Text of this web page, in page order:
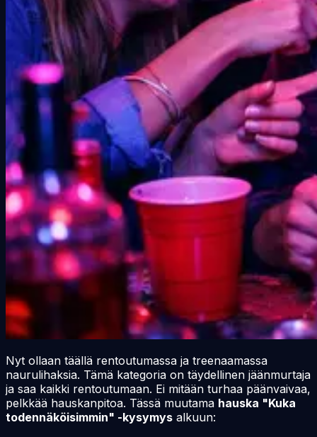
Nyt ollaan täällä rentoutumassa ja treenaamassa
naurulihaksia. Tämä kategoria on täydellinen jäänmurtaja
ja saa kaikki rentoutumaan. Ei mitään turhaa päänvaivaa,
pelkkää hauskanpitoa. Tässä muutama hauska "Kuka
todennäköisimmin" -kysymys alkuun: